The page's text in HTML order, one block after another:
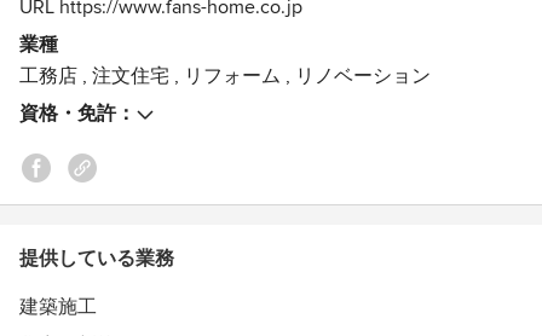
■ファンズホーム（株式会社ファンズホーム）
〒635-0832 奈良県北葛城郡広陵町馬見中2-7-28
ショールーム【マミテラス】
2019年夏に広陵町に新しい感覚のショールーム『マミテ
ラス』オープン！！
「リノベーションの力」をリアルに体感していただけます
Mami Terrace https://www.fans-home.co.jp/mami
tel 0745-27-8188
URL https://www.fans-home.co.jp
業種
工務店 , 注文住宅 , リフォーム , リノベーション
資格・免許：
提供している業務
建築施工